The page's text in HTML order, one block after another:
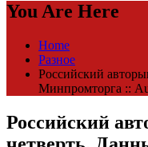
You Are Here
Home
Разное
Российский
Минпромторга ::
Российский